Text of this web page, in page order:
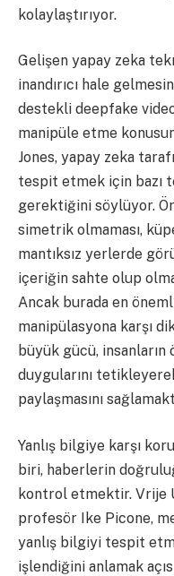
kolaylaştırıyor.
Gelişen yapay zeka
inandırıcı hale
destekli deepfake
manipüle etme
Jones, yapay zeka
tespit etmek için bazı
gerektiğini söylüyor.
simetrik olmaması,
mantıksız yerlerde
içeriğin sahte olup
Ancak burada en
manipülasyona karşı
büyük gücü,
duygularını
paylaşmasını
Yanlış bilgiye karşı
biri, haberlerin
kontrol etmektir. Vrije
profesör Ike Picone,
yanlış bilgiyi tespit
işlendiğini anlamak